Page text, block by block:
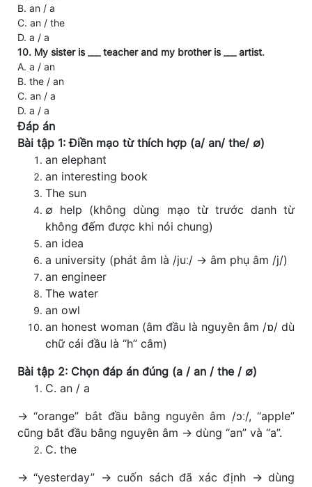
B. an / a
C. an / the
D. a / a
10. My sister is ___ teacher and my brother is ___ artist.
A. a / an
B. the / an
C. an / a
D. a / a
Đáp án
Bài tập 1: Điền mạo từ thích hợp (a/ an/ the/ ∅)
an elephant
an interesting book
The sun
∅ help (không dùng mạo từ trước danh từ
không đếm được khi nói chung)
an idea
a university (phát âm là /juː/ → âm phụ âm /j/)
an engineer
The water
an owl
an honest woman (âm đầu là nguyên âm /ɒ/ dù
chữ cái đầu là “h” câm)
Bài tập 2: Chọn đáp án đúng (a / an / the / ∅)
C. an / a
→ “orange” bắt đầu bằng nguyên âm /ɔː/, “apple”
cũng bắt đầu bằng nguyên âm → dùng “an” và “a”.
C. the
→ “yesterday” → cuốn sách đã xác định → dùng